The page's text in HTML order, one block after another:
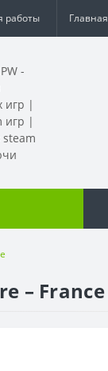
работы Главная
– France